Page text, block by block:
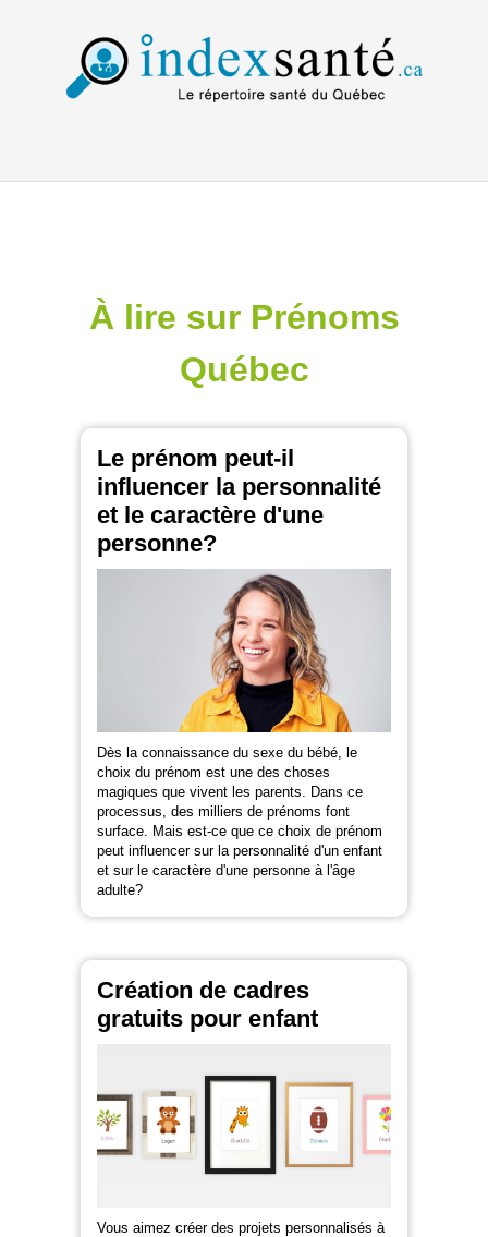
À lire sur Prénoms
Québec
Le prénom peut-il
influencer la personnalité
et le caractère d'une
personne?
Dès la connaissance du sexe du bébé, le
choix du prénom est une des choses
magiques que vivent les parents. Dans ce
processus, des milliers de prénoms font
surface. Mais est-ce que ce choix de prénom
peut influencer sur la personnalité d'un enfant
et sur le caractère d'une personne à l'âge
adulte?
Création de cadres
gratuits pour enfant
Vous aimez créer des projets personnalisés à